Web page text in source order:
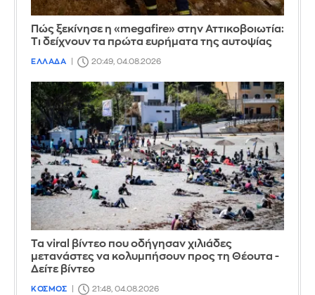
Πώς ξεκίνησε η «megafire» στην Αττικοβοιωτία:
Τι δείχνουν τα πρώτα ευρήματα της αυτοψίας
ΕΛΛΑΔΑ 20:49, 04.08.2026
Τα viral βίντεο που οδήγησαν χιλιάδες
μετανάστες να κολυμπήσουν προς τη Θέουτα -
Δείτε βίντεο
ΚΟΣΜΟΣ 21:48, 04.08.2026